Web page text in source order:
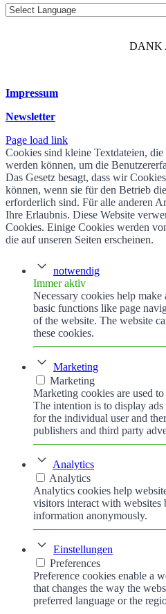
DANK
Impressum
Newsletter
Page load link
Cookies sind kleine Textdateien,
werden können, um die
Das Gesetz besagt, dass wir
können, wenn sie für den Betrieb
erforderlich sind. Für alle anderen
Ihre Erlaubnis. Diese Website
Cookies. Einige Cookies werden
die auf unseren Seiten erscheinen.
notwendig
Immer aktiv
Necessary cookies help
basic functions like page
of the website. The website
these cookies.
Marketing
Marketing
Marketing cookies are used
The intention is to display
for the individual user and
publishers and third party
Analytics
Analytics
Analytics cookies help
visitors interact with
information anonymously.
Einstellungen
Preferences
Preference cookies enable a
that changes the way the
preferred language or the